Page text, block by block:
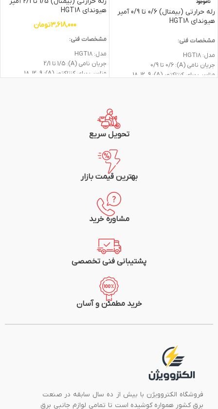
ناموجود
رله حرارتی (بیمتال) 0/6 تا 0/9 آمپر
هیوندای HGT18
مشخصات فنی:
مدل: HGT18
جريان نامي (A): 0/6 تا 0/9
مناسب برای کنتاکتور (A): 18، 12، 9
هیوندای HGT18
3,618,000تومان
مشخصات فنی:
مدل: HGT18
جريان نامي (A): 1/5 تا 2/1
مناسب برای کنتاکتور (A): 18، 12، 9
شرکت سازنده: هیوندای
گارانتی: یک سالتحویل سریع
بهترین قیمت بازار
مشاوره خرید
پشتیبانی فنی تخصصی
خرید مطمئن و آسان
فروشگاه الکتروویژن با بیش از ده سال سابقه در صنعت
برق کشور همواره کوشیده است تا تمامی لوازم جانبی برق